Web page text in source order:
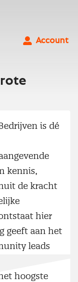
Account
is dé
kennis,
de kracht
hier
geeft aan het
leads
hoogste